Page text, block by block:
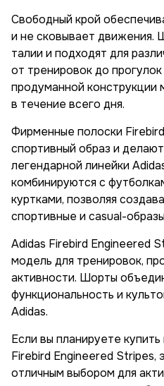
Свободный крой
и не сковывает движения.
талии и подходят для
от тренировок до
продуманной конструкции
в течение всего дня.
Фирменные полоски
спортивный образ и
легендарной линейки
комбинируются с
куртками, позволяя
спортивные и casual-
Adidas Firebird Engineered
модель для тренировок,
активности. Шорты
функциональность и
Adidas.
Если вы планируете
Firebird Engineered Stripes,
отличным выбором для